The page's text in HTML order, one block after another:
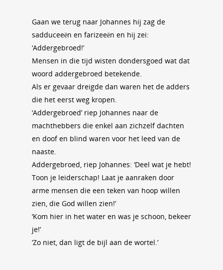
Gaan we terug naar Johannes hij zag de
sadduceeën en farizeeën en hij zei:
‘Addergebroed!’
Mensen in die tijd wisten dondersgoed wat dat
woord addergebroed betekende.
Als er gevaar dreigde dan waren het de adders
die het eerst weg kropen.
‘Addergebroed’ riep Johannes naar de
machthebbers die enkel aan zichzelf dachten
en doof en blind waren voor het leed van de
naaste.
Addergebroed, riep Johannes: ‘Deel wat je hebt!
Toon je leiderschap! Laat je aanraken door
arme mensen die een teken van hoop willen
zien, die God willen zien!’
‘Kom hier in het water en was je schoon, bekeer
je!’
‘Zo niet, dan ligt de bijl aan de wortel.’